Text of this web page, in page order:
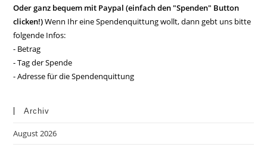
Oder ganz bequem mit Paypal (einfach den "Spenden" Button
clicken!)Wenn Ihr eine Spendenquittung wollt, dann gebt uns bitte
folgende Infos:
- Betrag
- Tag der Spende
- Adresse für die Spendenquittung
Archiv
August 2026